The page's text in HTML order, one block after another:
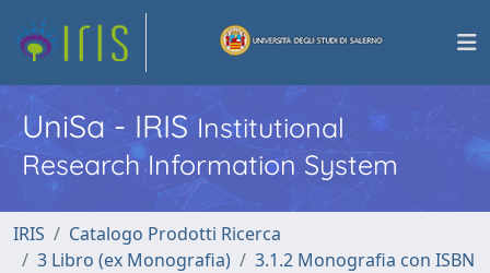
UniSa - IRISInstitutional
Research Information System
IRIS
Catalogo Prodotti Ricerca
3 Libro (ex Monografia)
3.1.2 Monografia con ISBN